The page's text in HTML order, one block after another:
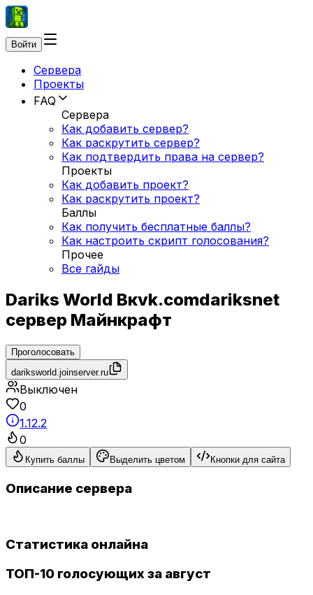
Войти
Сервера
Проекты
FAQ
Сервера
Как добавить сервер?
Как раскрутить сервер?
Как подтвердить права на сервер?
Проекты
Как добавить проект?
Как раскрутить проект?
Баллы
Как получить бесплатные баллы?
Как настроить скрипт голосования?
Прочее
Все гайды
Dariks World Вкvk.comdariksnet
сервер Майнкрафт
Проголосовать
dariksworld.joinserver.ru
Выключен
0
1.12.2
0
Купить баллы Выделить цветом Кнопки для сайта
Описание сервера
Статистика онлайна
ТОП-10 голосующих за август